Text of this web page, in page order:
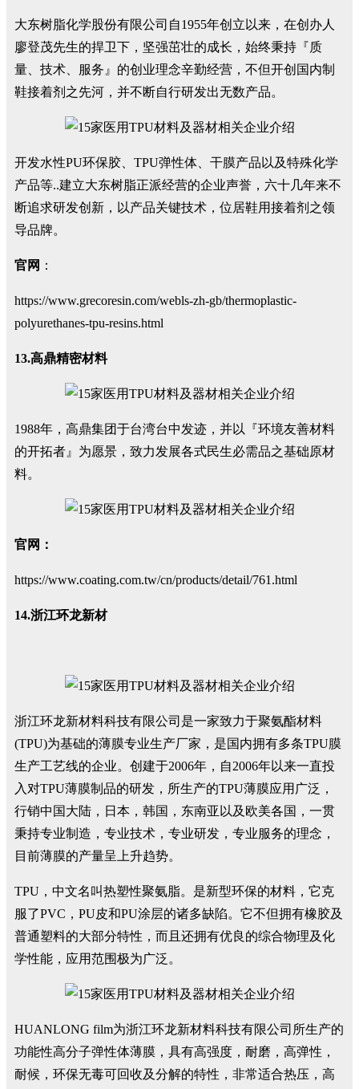
大东树脂化学股份有限公司自1955年创立以来，在创办人
廖登茂先生的捍卫下，坚强茁壮的成长，始终秉持『质
量、技术、服务』的创业理念辛勤经营，不但开创国内制
鞋接着剂之先河，并不断自行研发出无数产品。
开发水性PU环保胶、TPU弹性体、干膜产品以及特殊化学
产品等..建立大东树脂正派经营的企业声誉，六十几年来不
断追求研发创新，以产品关键技术，位居鞋用接着剂之领
导品牌。
官网 ：
https://www.grecoresin.com/webls-zh-gb/thermoplastic-
polyurethanes-tpu-resins.html
13.高鼎精密材料
1988年，高鼎集团于台湾台中发迹，并以『环境友善材料
的开拓者』为愿景，致力发展各式民生必需品之基础原材
料。
官网：
https://www.coating.com.tw/cn/products/detail/761.html
14.浙江环龙新材
浙江环龙新材料科技有限公司是一家致力于聚氨酯材料
(TPU)为基础的薄膜专业生产厂家，是国内拥有多条TPU膜
生产工艺线的企业。创建于2006年，自2006年以来一直投
入对TPU薄膜制品的研发，所生产的TPU薄膜应用广泛，
行销中国大陆，日本，韩国，东南亚以及欧美各国，一贯
秉持专业制造，专业技术，专业研发，专业服务的理念，
目前薄膜的产量呈上升趋势。
TPU，中文名叫热塑性聚氨脂。是新型环保的材料，它克
服了PVC，PU皮和PU涂层的诸多缺陷。它不但拥有橡胶及
普通塑料的大部分特性，而且还拥有优良的综合物理及化
学性能，应用范围极为广泛。
HUANLONG film为浙江环龙新材料科技有限公司所生产的
功能性高分子弹性体薄膜，具有高强度，耐磨，高弹性，
耐候，环保无毒可回收及分解的特性，非常适合热压，高